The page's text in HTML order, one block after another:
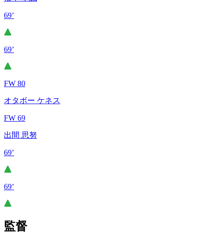
69’
69’
FW 80
オタボー ケネス
FW 69
出間 思努
69’
69’
監督